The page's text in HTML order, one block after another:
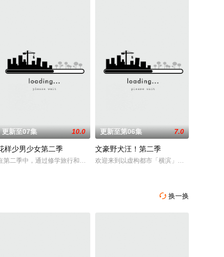
,前岛亚美,小泽亚李,上坂堇,中上育实,秦佐和子,相羽爱奈,工藤晴香,中岛由
潮流、呈现崭新的花仙子世界
“宝物”之人便能获得先人的异能，全世界为获得宝物而疯狂。无往不利盗墓
更新至07集 10.0
样少男少女第二季
第二季中，通过修学旅行和舞会等在原作中广受欢迎的篇章，细腻地描绘了
更新至第06集 7.0
文豪野犬汪！第二季
欢迎来到以虚构都市「横滨」为舞台，一众
 换一换